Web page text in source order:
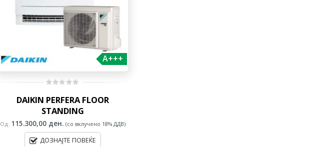
A+++
out
of
5
DAIKIN PERFERA FLOOR
STANDING
Од: 115.300,00 ден. (со вклучено 18% ДДВ)
ДОЗНАЈТЕ ПОВЕЌЕ